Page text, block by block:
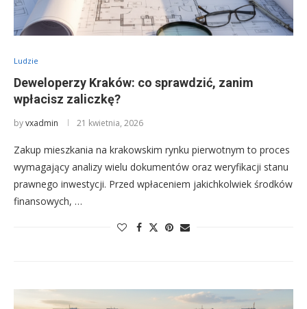
Ludzie
Deweloperzy Kraków: co sprawdzić, zanim
wpłacisz zaliczkę?
byvxadmin 21 kwietnia, 2026
Zakup mieszkania na krakowskim rynku pierwotnym to proces
wymagający analizy wielu dokumentów oraz weryfikacji stanu
prawnego inwestycji. Przed wpłaceniem jakichkolwiek środków
finansowych, …